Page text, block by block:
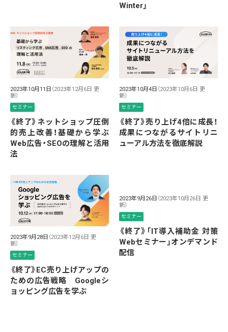
Winter」
2023年10月11日 （2023年12月6日 更
新）
セミナー
《終了》ネットショップ圧倒
的売上改善！基礎から学ぶ
Web広告・SEOの理解と活用
法
2023年10月4日 （2023年10月6日 更
新）
セミナー
《終了》売り上げ4倍に成長！
成果につながるサイトリニ
ューアル方法を徹底解説
2023年9月28日 （2023年12月6日 更
新）
セミナー
《終了》EC売り上げアップの
ための広告戦略 Googleシ
ョッピング広告を学ぶ
2023年9月26日 （2023年10月26日 更
新）
セミナー
《終了》「IT導入補助金 対策
Webセミナー」オンデマンド
配信